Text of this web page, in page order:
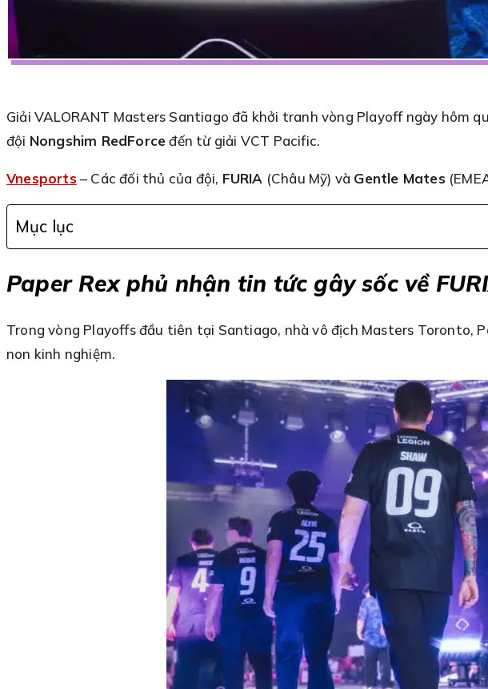
Giải VALORANT Masters Santiago đã khởi tranh vòng Playoff ngày hôm
đội Nongshim RedForceđến từ giải VCT Pacific.
Vnesports– Các đối thủ của đội, FURIA (Châu Mỹ) và Gentle Mates
Mục lục
Paper Rex phủ nhận tin tức gây sốc về
Trong vòng Playoffs đầu tiên tại Santiago, nhà vô địch Masters Toronto,
non kinh nghiệm.